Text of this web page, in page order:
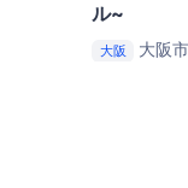
ル~
大阪 大阪